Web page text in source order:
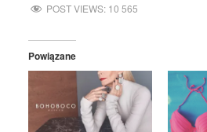
POST VIEWS: 10 565
Powiązane